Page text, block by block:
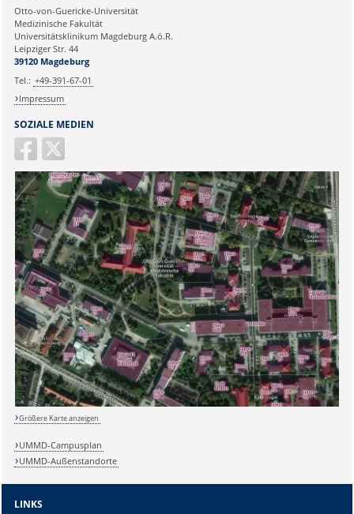
Ihre E-Mailadresse:
Ihr Anliegen:
Lösung:
SOZIALE MEDIEN
Otto-von-Guericke-Universität
Medizinische Fakultät
Universitätsklinikum Magdeburg A.ö.R.
Leipziger Str. 44
39120 Magdeburg
Tel.: +49-391-67-01
Impressum
Größere Karte anzeigen
UMMD-Campusplan
UMMD-Außenstandorte
LINKS